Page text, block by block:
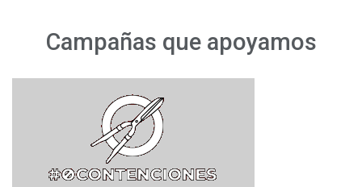
Campañas que apoyamos